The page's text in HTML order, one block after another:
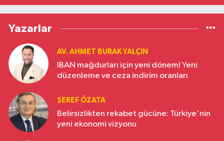
Yazarlar
AV. AHMET BURAK YALÇIN
IBAN mağdurları için yeni dönem! Yeni
düzenleme ve ceza indirim oranları
ŞEREF ÖZATA
Belirsizlikten rekabet gücüne: Türkiye'nin
yeni ekonomi vizyonu